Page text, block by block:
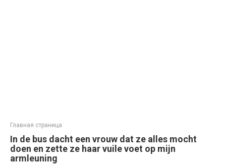
Главная страница
In de bus dacht een vrouw dat ze alles mocht
doen en zette ze haar vuile voet op mijn
armleuning